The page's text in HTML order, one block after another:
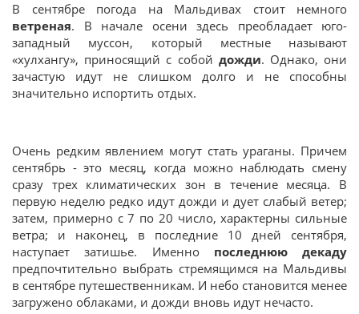
В сентябре погода на Мальдивах стоит немного
ветреная. В начале осени здесь преобладает юго-
западный муссон, который местные называют
«хулхангу», приносящий с собой дожди. Однако, они
зачастую идут не слишком долго и не способны
значительно испортить отдых.
Очень редким явлением могут стать ураганы. Причем
сентябрь - это месяц, когда можно наблюдать смену
сразу трех климатических зон в течение месяца. В
первую неделю редко идут дожди и дует слабый ветер;
затем, примерно с 7 по 20 число, характерны сильные
ветра; и наконец, в последние 10 дней сентября,
наступает затишье. Именно последнюю декаду
предпочтительно выбрать стремящимся на Мальдивы
в сентябре путешественникам. И небо становится менее
загружено облаками, и дожди вновь идут нечасто.